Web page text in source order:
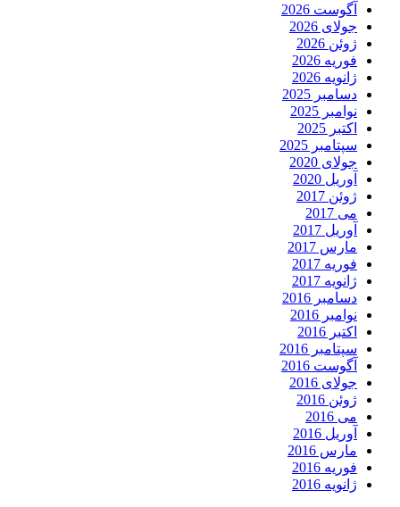
آگوست 2026
جولای 2026
ژوئن 2026
فوریه 2026
ژانویه 2026
دسامبر 2025
نوامبر 2025
اکتبر 2025
سپتامبر 2025
جولای 2020
آوریل 2020
ژوئن 2017
می 2017
آوریل 2017
مارس 2017
فوریه 2017
ژانویه 2017
دسامبر 2016
نوامبر 2016
اکتبر 2016
سپتامبر 2016
آگوست 2016
جولای 2016
ژوئن 2016
می 2016
آوریل 2016
مارس 2016
فوریه 2016
ژانویه 2016